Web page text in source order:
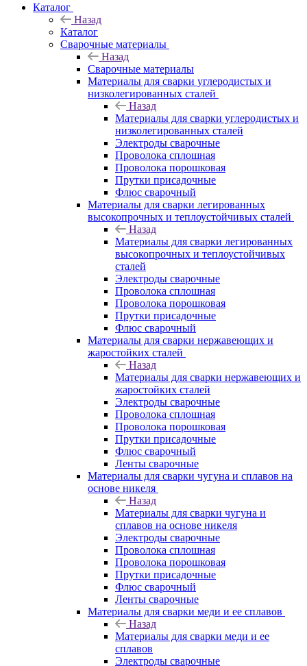
Каталог
Назад
Каталог
Сварочные материалы
Назад
Сварочные материалы
Материалы для сварки углеродистых и
низколегированных сталей
Назад
Материалы для сварки углеродистых и
низколегированных сталей
Электроды сварочные
Проволока сплошная
Проволока порошковая
Прутки присадочные
Флюс сварочный
Материалы для сварки легированных
высокопрочных и теплоустойчивых сталей
Назад
Материалы для сварки легированных
высокопрочных и теплоустойчивых
сталей
Электроды сварочные
Проволока сплошная
Проволока порошковая
Прутки присадочные
Флюс сварочный
Материалы для сварки нержавеющих и
жаростойких сталей
Назад
Материалы для сварки нержавеющих и
жаростойких сталей
Электроды сварочные
Проволока сплошная
Проволока порошковая
Прутки присадочные
Флюс сварочный
Ленты сварочные
Материалы для сварки чугуна и сплавов на
основе никеля
Назад
Материалы для сварки чугуна и
сплавов на основе никеля
Электроды сварочные
Проволока сплошная
Проволока порошковая
Прутки присадочные
Флюс сварочный
Ленты сварочные
Материалы для сварки меди и ее сплавов
Назад
Материалы для сварки меди и ее
сплавов
Электроды сварочные